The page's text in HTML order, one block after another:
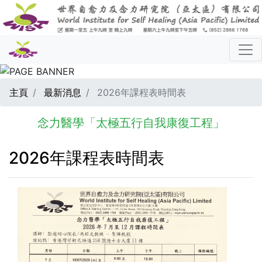
主頁 最新消息 2026年課程表時間表
念力醫學「太極五行自我康復工程」
2026年課程表時間表